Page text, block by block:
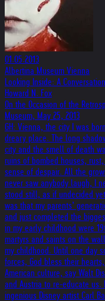
01.05.2013
Albertina Museum Vienna
Looking Inside: A
Howard N. Fox
On the Occasion of the
Museum, May 25, 2013
GH: Vienna, the city I was
dreary place. The long
city and the smell of death
ruins of bombed houses,
sense of despair. All the
never saw anybody laugh, I
stood still, as if undecided
was that my parents’
and just completed the
in my early childhood were
martyrs and saints on the
my childhood. Until one day
forces, God bless their
American culture, say Walt
and Austria to re-educate us.
ingenious Disney artist Carl